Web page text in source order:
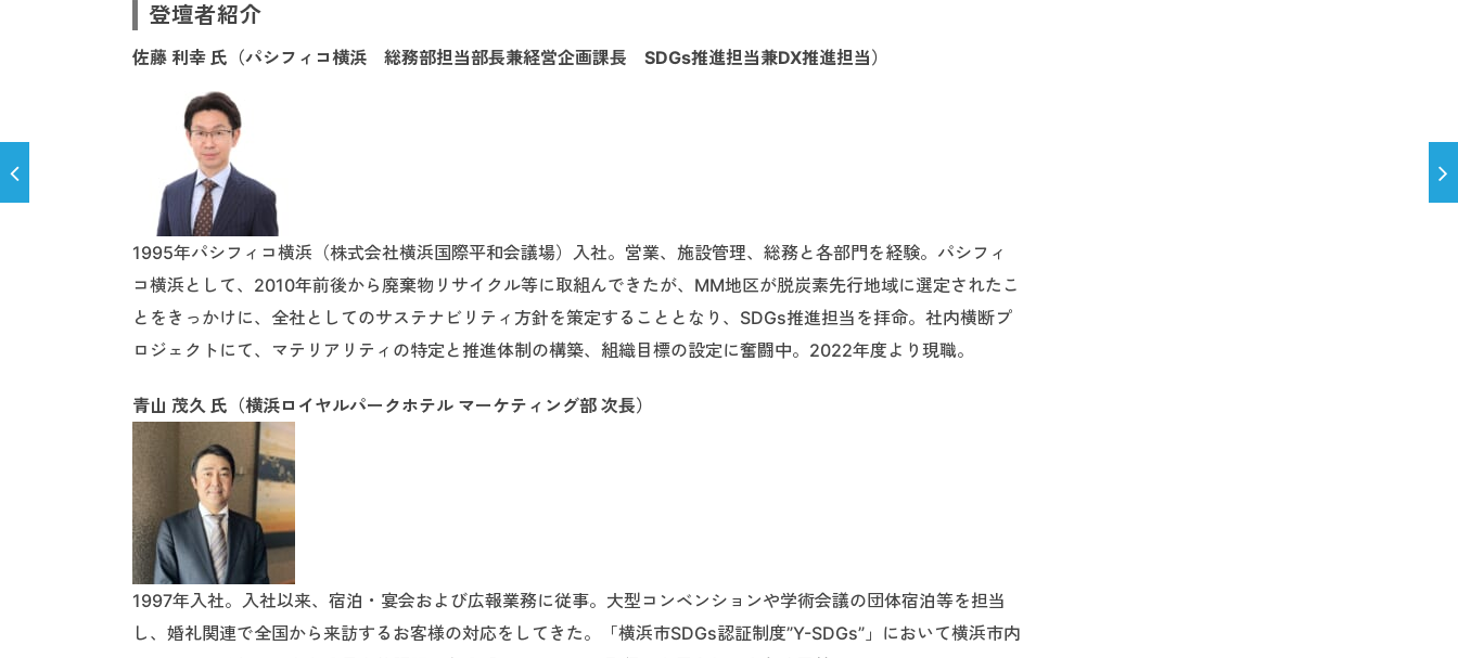
登壇者紹介
佐藤 利幸 氏（パシフィコ横浜 総務部担当部長兼経営企画課長 SDGs推進担当兼DX推進担当）
1995年パシフィコ横浜（株式会社横浜国際平和会議場）入社。営業、施設管理、総務と各部門を経験。パシフィ
コ横浜として、2010年前後から廃棄物リサイクル等に取組んできたが、MM地区が脱炭素先行地域に選定されたこ
とをきっかけに、全社としてのサステナビリティ方針を策定することとなり、SDGs推進担当を拝命。社内横断プ
ロジェクトにて、マテリアリティの特定と推進体制の構築、組織目標の設定に奮闘中。2022年度より現職。
青山 茂久 氏（横浜ロイヤルパークホテル マーケティング部 次長）
1997年入社。入社以来、宿泊・宴会および広報業務に従事。大型コンベンションや学術会議の団体宿泊等を担当
し、婚礼関連で全国から来訪するお客様の対応をしてきた。「横浜市SDGs認証制度”Y-SDGs”」において横浜市内